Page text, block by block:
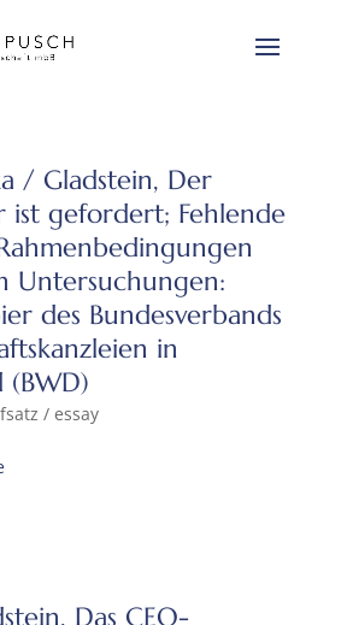
/ Gladstein, Der
ist gefordert; Fehlende
Untersuchungen:
des Bundesverbands
in
(BWD)
/ essay
Das CEO-